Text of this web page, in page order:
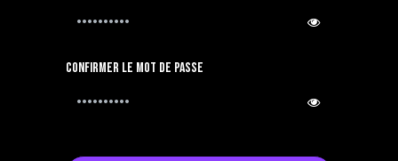
Confirmer le mot de passe